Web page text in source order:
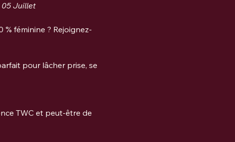
05 Juillet
féminine ? Rejoignez-
pour lâcher prise, se
TWC et peut-être de